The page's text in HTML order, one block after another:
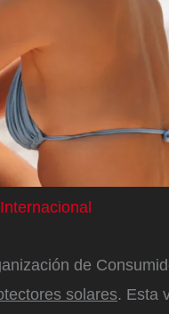
Internacional
de
solares. Esta